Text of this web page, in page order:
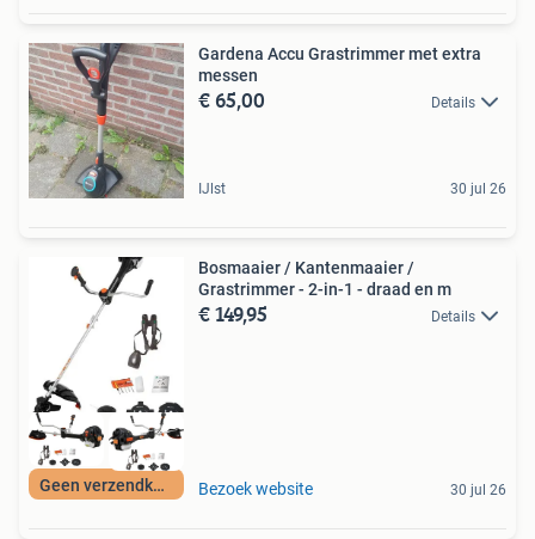
Gardena Accu Grastrimmer met extra
messen
€ 65,00 Details
IJlst 30 jul 26
Geen verzendkosten
Bosmaaier / Kantenmaaier /
Grastrimmer - 2-in-1 - draad en m
€ 149,95 Details
Bezoek website 30 jul 26